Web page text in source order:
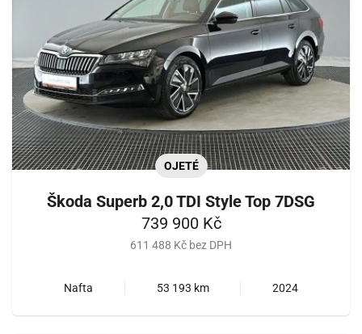
OJETÉ
Škoda Superb 2,0 TDI Style Top 7DSG
739 900 Kč
611 488 Kč bez DPH
Nafta 53 193 km 2024